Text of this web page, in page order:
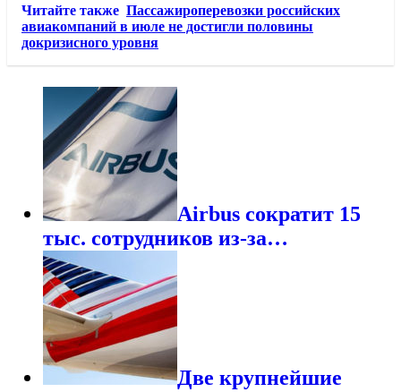
Читайте также Пассажироперевозки российских
авиакомпаний в июле не достигли половины
докризисного уровня
Airbus сократит 15
тыс. сотрудников из-за…
Две крупнейшие